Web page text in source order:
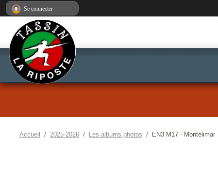
Accueil 2025-2026 Les albums photos EN3 M17 - Montélimar
Se connecter
Panneau de gestion des cookies